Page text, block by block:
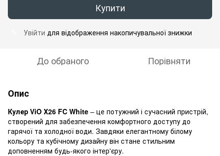
Купити
Увійти для відображення накопичувальної знижки
До обраного Порівняти
Опис
Кулер ViO Х26 FC White – це потужний і сучасний пристрій,
створений для забезпечення комфортного доступу до
гарячої та холодної води. Завдяки елегантному білому
кольору та кубічному дизайну він стане стильним
доповненням будь-якого інтер'єру.